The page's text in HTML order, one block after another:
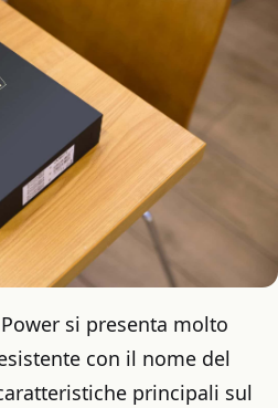
si presenta molto
con il nome del
principali sul